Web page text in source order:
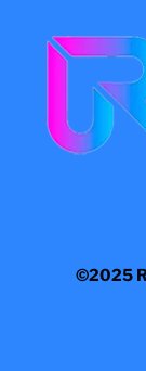
©2025